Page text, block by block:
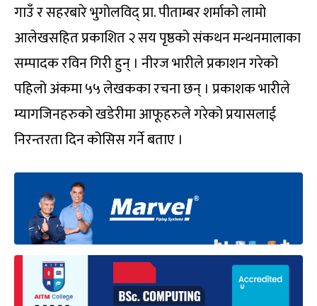
गाउँ र सहरबारे भुगोलविद् प्रा. पीताम्बर शर्माको लामो
आलेखसहित प्रकाशित २ सय पृष्ठको संकथन मन्थनमालाका
सम्पादक रविन गिरी हुन् । नीरज भारीले प्रकाशन गरेको
पहिलो अंकमा ५५ लेखकका रचना छन् । प्रकाशक भारीले
म्यागजिनहरुको खडेरीमा आफूहरुले गरेको प्रयासलाई
निरन्तरता दिन कोसिस गर्ने बताए ।